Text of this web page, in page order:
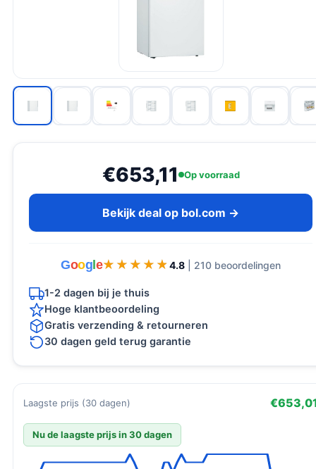
€653,11 Op voorraad
Bekijk deal op bol.com →
Goog e★★★★★
★★★★★ 4.8 | 210 beoordelingen
1-2 dagen bij je thuis
Hoge klantbeoordeling
Gratis verzending & retourneren
30 dagen geld terug garantie
Laagste prijs (30 dagen)
Nu de laagste prijs in 30 dagen